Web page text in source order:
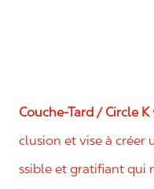
Couche-Tard / Circle K
clusion et vise à créer
ssible et gratifiant qui